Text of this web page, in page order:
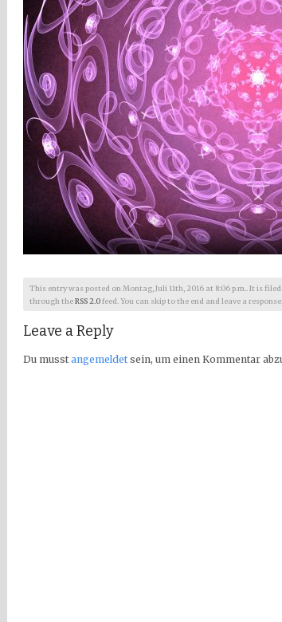
This entry was posted on Montag, Juli 11th, 2016 at 8:06 p.m.. It is
through theRSS 2.0feed. You can skip to the end and leave a
Leave a Reply
Du musstangemeldetsein, um einen Kommentar